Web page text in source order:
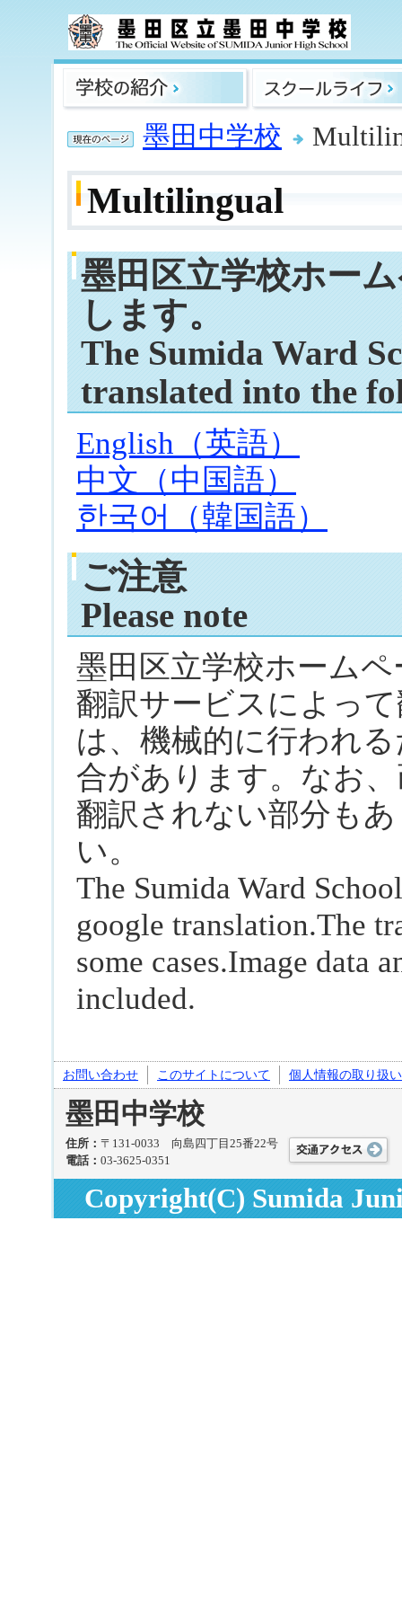
墨田中学校
Multilingual
墨田区立学校ホー
します。
The Sumida Ward
translated into the
English（英語）
中文（中国語）
한국어（韓国語）
ご注意
Please note
墨田区立学校ホーム
翻訳サービスによっ
は、機械的に行われ
合があります。なお
翻訳されない部分も
い。
The Sumida Ward
google translation.The
some cases.Image data
included.
お問い合わせ このサイトについて 個人情報の取り扱い
墨田中学校
住所： 〒131-0033 向島四丁目25番22号
電話： 03-3625-0351
Copyright(C) Sumida